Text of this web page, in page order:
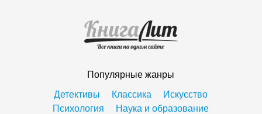
Популярные жанры
Детективы
Классика
Искусство
Психология
Наука и образование